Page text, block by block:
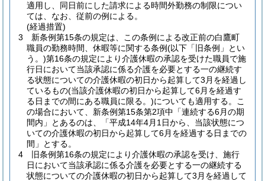
適用し、同日前にした請求による時間外勤務の制限につい
ては、なお、従前の例による。
(経過措置)
3
新条例第15条の規定は、この条例による改正前の白鷹町
職員の勤務時間、休暇等に関する条例(以下「旧条例」とい
う。)第16条の規定により介護休暇の承認を受けた職員で施
行日において当該承認に係る介護を必要とする一の継続す
る状態についての介護休暇の初日から起算して3月を経過し
ているもの(当該介護休暇の初日から起算して6月を経過す
る日までの間にある職員に限る。)についても適用する。
こ
の場合において、新条例第15条第2項中「連続する6月の期
間内」とあるのは、「平成14年4月1日から、当該状態につ
いての介護休暇の初日から起算して6月を経過する日までの
間」とする。
4
旧条例第16条の規定により介護休暇の承認を受け、施行
日において当該承認に係る介護を必要とする一の継続する
状態についての介護休暇の初日から起算して3月を経過して